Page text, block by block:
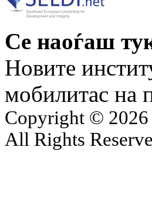
Се наоѓаш
Новите
мобилитас на
Copyright © 2026
All Rights